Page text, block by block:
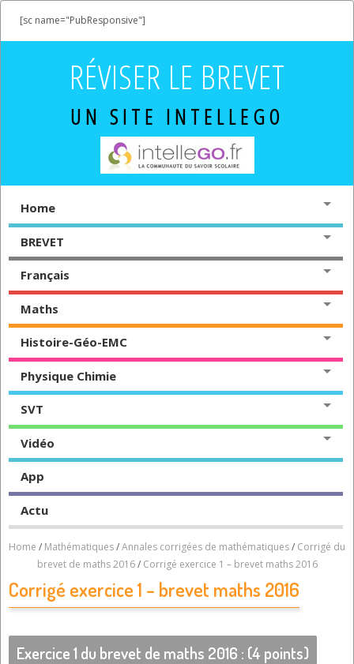
[sc name="PubResponsive"]
RÉVISER LE BREVET
UN SITE INTELLEGO
Home
BREVET
Français
Maths
Histoire-Géo-EMC
Physique Chimie
SVT
Vidéo
App
Actu
Home / Mathématiques/Annales corrigées de mathématiques/ Corrigé du
brevet de maths 2016/ Corrigé exercice 1 – brevet maths 2016
Corrigé exercice 1 – brevet maths 2016
Exercice 1 du brevet de maths 2016 : (4 points)